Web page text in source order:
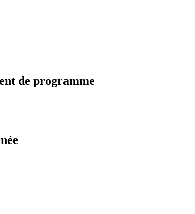
de programme